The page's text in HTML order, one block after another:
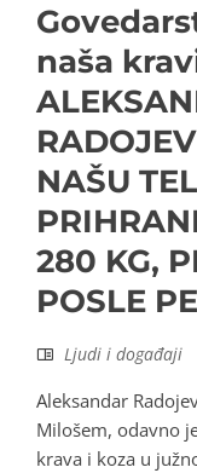
naša
NAŠU
280 KG,
POSLE
Ljudi i događaji
Aleksandar
Milošem, odavno
krava i koza u